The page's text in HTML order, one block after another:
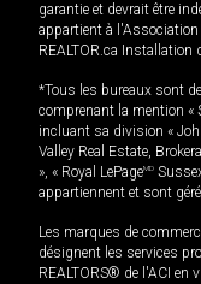
garantie et devrait être
appartient à l'Association
REALTOR.ca
*Tous les bureaux sont
comprenant la mention «
incluant sa division «
Valley Real Estate,
», « Royal LePageMD
appartiennent et sont
Les marques de
désignent les services
REALTORS® de l'ACI en